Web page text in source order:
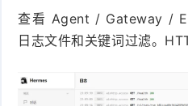
查看 Agent / Gateway /
日志文件和关键词过滤。